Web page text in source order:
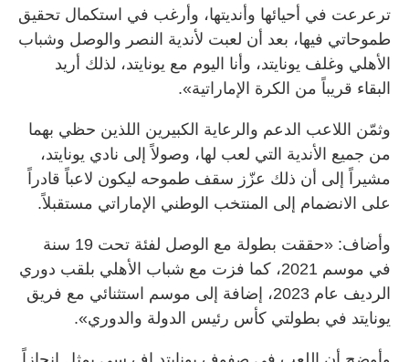
ترعرعت في أحيائها وأنديتها، وأرغب في استكمال تحقيق
طموحاتي فيها، بعد أن لعبت لأندية النصر والوصل وشباب
الأهلي وغلف يونايتد، وأنا اليوم مع يونايتد، لذلك أريد
البقاء قريباً من الكرة الإماراتية».
وثمّن اللاعب الدعم والرعاية الكبيرين اللذين حظي بهما
من جميع الأندية التي لعب لها، وصولاً إلى نادي يونايتد،
مشيراً إلى أن ذلك عزّز سقف طموحه ليكون لاعباً قادراً
على الانضمام إلى المنتخب الوطني الإماراتي مستقبلاً.
وأضاف: «حققت بطولة مع الوصل لفئة تحت 19 سنة
في موسم 2021، كما فزت مع شباب الأهلي بلقب دوري
الرديف عام 2023، إضافة إلى موسم استثنائي مع فريق
يونايتد في بطولتي كأس رئيس الدولة والدوري».